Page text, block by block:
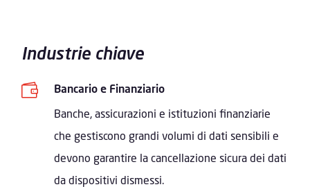
Industrie chiave

Bancario e Finanziario
Banche, assicurazioni e istituzioni finanziarie
che gestiscono grandi volumi di dati sensibili e
devono garantire la cancellazione sicura dei dati
da dispositivi dismessi.